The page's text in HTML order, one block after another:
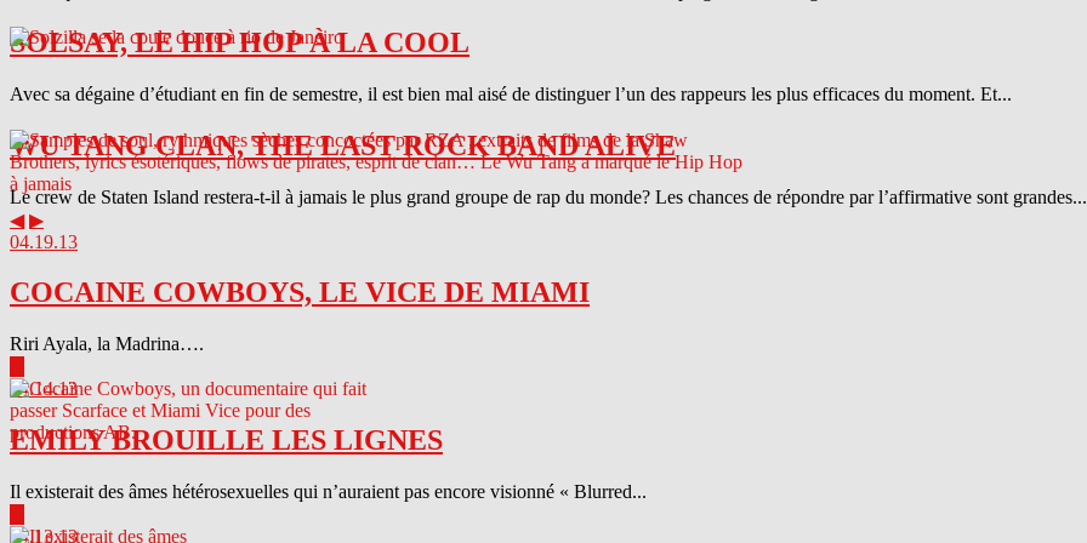
SOLSAY, LE HIP HOP À LA COOL
Avec sa dégaine d’étudiant en fin de semestre, il est bien mal aisé de distinguer l’un des rappeurs les plus efficaces du moment. Et...
WU TANG CLAN, THE LAST ROCK BAND ALIVE
Le crew de Staten Island restera-t-il à jamais le plus grand groupe de rap du monde? Les chances de répondre par l’affirmative sont
◀ ▶
04.19.13
COCAINE COWBOYS, LE VICE DE MIAMI
Riri Ayala, la Madrina….
04.14.13
EMILY BROUILLE LES LIGNES
Il existerait des âmes hétérosexuelles qui n’auraient pas encore visionné « Blurred...
04.13.13